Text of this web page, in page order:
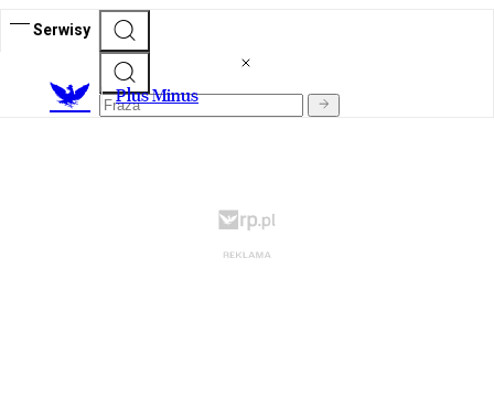
Serwisy
Plus Minus